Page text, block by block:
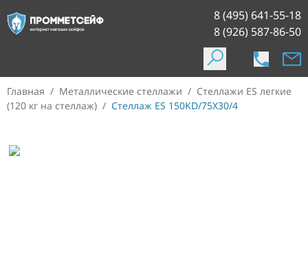
8 (495) 641-55-18
8 (926) 587-86-50
Главная / Металлические стеллажи / Стеллажи ES легкие
(120 кг на стеллаж) / Стеллаж ES 150KD/75Х30/4